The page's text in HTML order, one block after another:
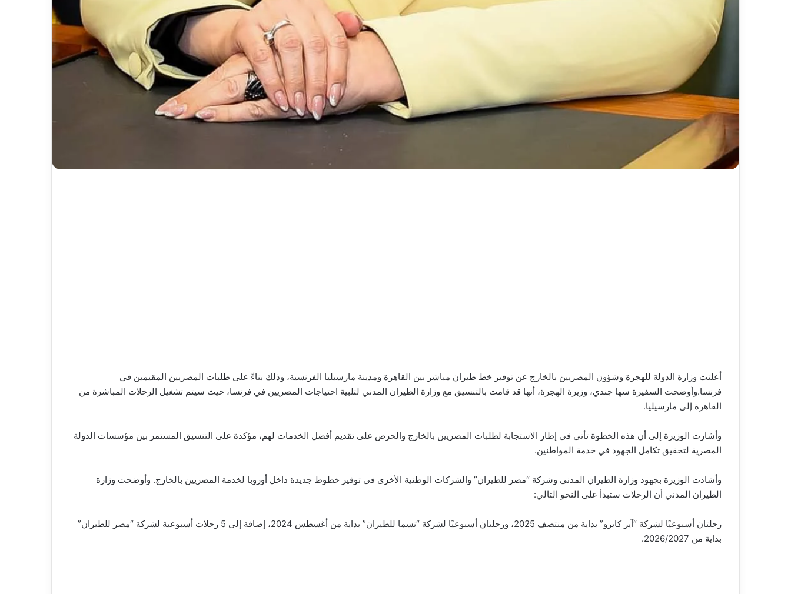
أعلنت وزارة الدولة للهجرة وشؤون المصريين بالخارج عن توفير خط طيران مباشر بين القاهرة ومدينة مارسيليا الفرنسية، وذلك بناءً على طلبات المصريين المقيمين في
فرنسا.وأوضحت السفيرة سها جندي، وزيرة الهجرة، أنها قد قامت بالتنسيق مع وزارة الطيران المدني لتلبية احتياجات المصريين في فرنسا، حيث سيتم تشغيل الرحلات المباشرة من
القاهرة إلى مارسيليا.
وأشارت الوزيرة إلى أن هذه الخطوة تأتي في إطار الاستجابة لطلبات المصريين بالخارج والحرص على تقديم أفضل الخدمات لهم، مؤكدة على التنسيق المستمر بين مؤسسات الدولة
المصرية لتحقيق تكامل الجهود في خدمة المواطنين.
وأشادت الوزيرة بجهود وزارة الطيران المدني وشركة “مصر للطيران” والشركات الوطنية الأخرى في توفير خطوط جديدة داخل أوروبا لخدمة المصريين بالخارج. وأوضحت وزارة
الطيران المدني أن الرحلات ستبدأ على النحو التالي:
رحلتان أسبوعيًا لشركة “آير كايرو” بداية من منتصف 2025، ورحلتان أسبوعيًا لشركة “نسما للطيران” بداية من أغسطس 2024، إضافة إلى 5 رحلات أسبوعية لشركة “مصر للطيران”
بداية من 2026/2027.